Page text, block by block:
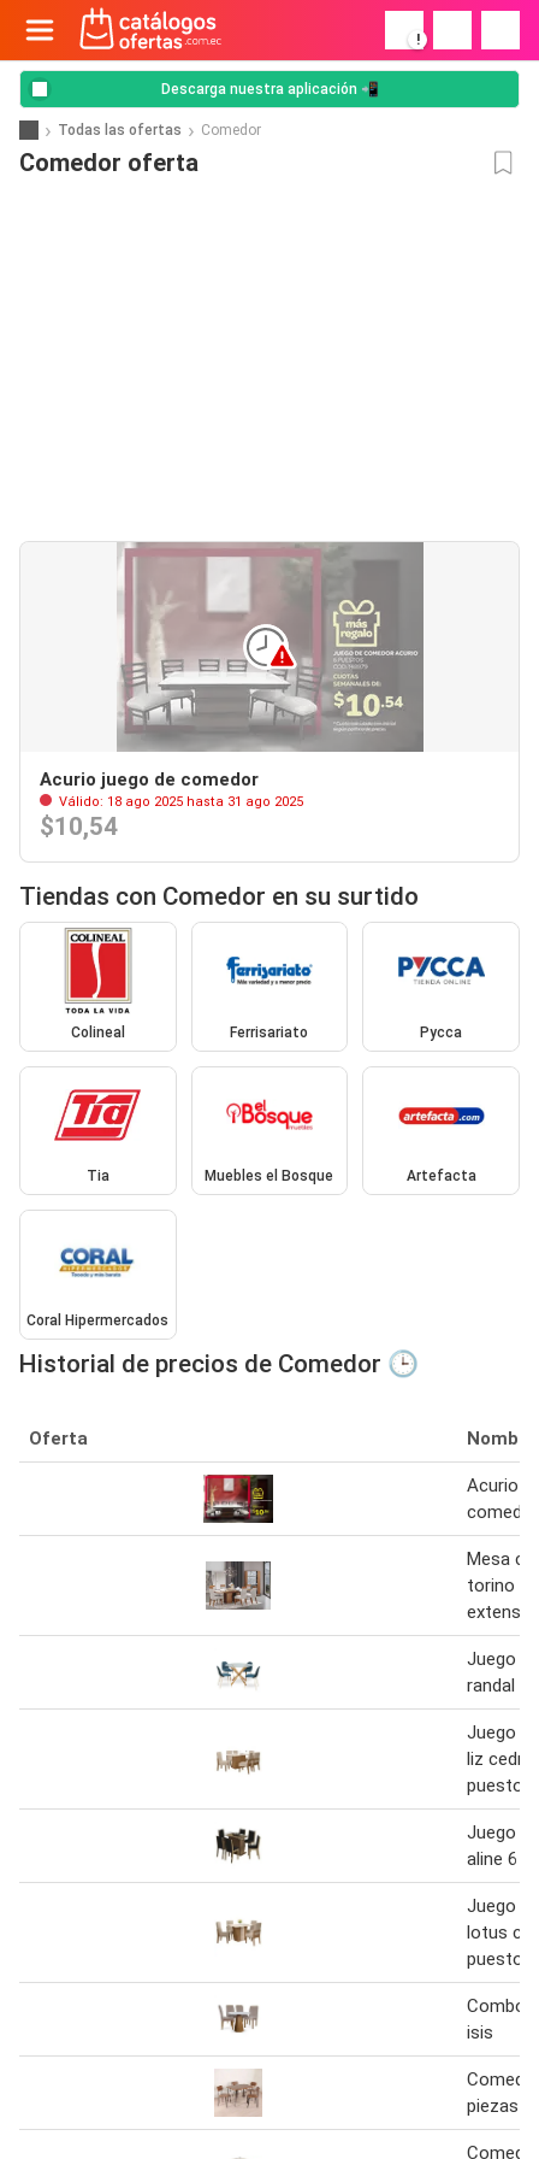
!
Descarga nuestra aplicación 📲
Todas las ofertas Comedor
Comedor oferta
Acurio juego de comedor
Válido: 18 ago 2025 hasta 31 ago 2025
$10,54
Tiendas con Comedor en su surtido
Colineal Ferrisariato Pycca
Tia Muebles el Bosque Artefacta
Coral Hipermercados
Historial de precios de Comedor 🕒
Oferta Nombre
Acurio
comedor
Mesa
torino
Juego
randal
Juego
liz cedro
puestos
Juego
aline 6
Juego
lotus
puestos
Combo
isis
piezas